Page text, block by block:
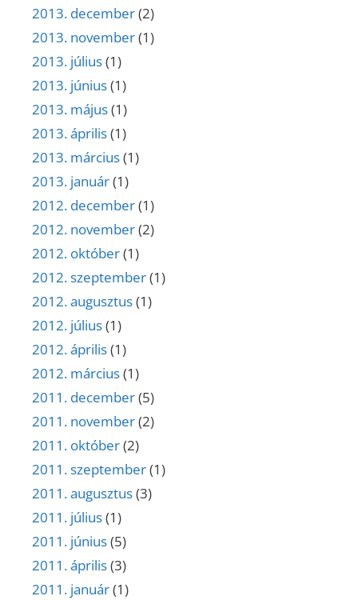
2013. december(2)
2013. november(1)
2013. július(1)
2013. június(1)
2013. május(1)
2013. április(1)
2013. március(1)
2013. január(1)
2012. december(1)
2012. november(2)
2012. október(1)
2012. szeptember(1)
2012. augusztus(1)
2012. július(1)
2012. április(1)
2012. március(1)
2011. december(5)
2011. november(2)
2011. október(2)
2011. szeptember(1)
2011. augusztus(3)
2011. július(1)
2011. június(5)
2011. április(3)
2011. január(1)